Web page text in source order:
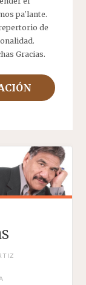
pa'lante.
de
Gracias.